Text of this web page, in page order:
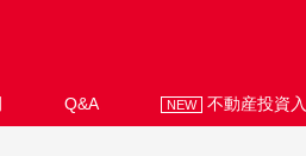
Q&A NEW 不動産投資